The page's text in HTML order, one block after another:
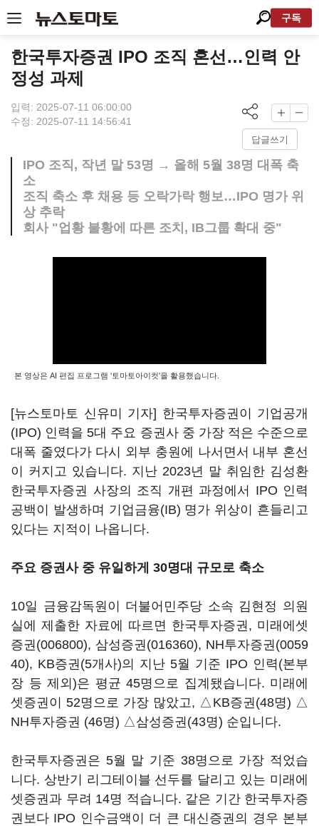
구독
한국투자증권 IPO 조직 혼선…인력 안
정성 과제
입력: 2025-07-11 06:00:00
수정: 2025-07-11 14:56:41
답글쓰기
IPO 조직, 작년 말 53명 → 올해 5월 38명 대폭 축
소
조직 축소 후 채용 등 오락가락 행보…IPO 명가 위
상 추락
회사 "업황 불황에 따른 조치, IB그룹 확대 중"
본 영상은 AI 편집 프로그램 '토마토아이컷'을 활용했습니다.
[뉴스토마토 신유미 기자] 한국투자증권이 기업공개
(IPO) 인력을 5대 주요 증권사 중 가장 적은 수준으로
대폭 줄였다가 다시 외부 충원에 나서면서 내부 혼선
이 커지고 있습니다. 지난 2023년 말 취임한 김성환
한국투자증권 사장의 조직 개편 과정에서 IPO 인력
공백이 발생하며 기업금융(IB) 명가 위상이 흔들리고
있다는 지적이 나옵니다.
주요 증권사 중 유일하게 30명대 규모로 축소
10일 금융감독원이 더불어민주당 소속 김현정 의원
실에 제출한 자료에 따르면 한국투자증권, 미래에셋
증권(006800), 삼성증권(016360), NH투자증권(0059
40), KB증권(5개사)의 지난 5월 기준 IPO 인력(본부
장 등 제외)은 평균 45명으로 집계됐습니다. 미래에
셋증권이 52명으로 가장 많았고, △KB증권(48명) △
NH투자증권 (46명) △삼성증권(43명) 순입니다.
한국투자증권은 5월 말 기준 38명으로 가장 적었습
니다. 상반기 리그테이블 선두를 달리고 있는 미래에
셋증권과 무려 14명 적습니다. 같은 기간 한국투자증
권보다 IPO 인수금액이 더 큰 대신증권의 경우 본부